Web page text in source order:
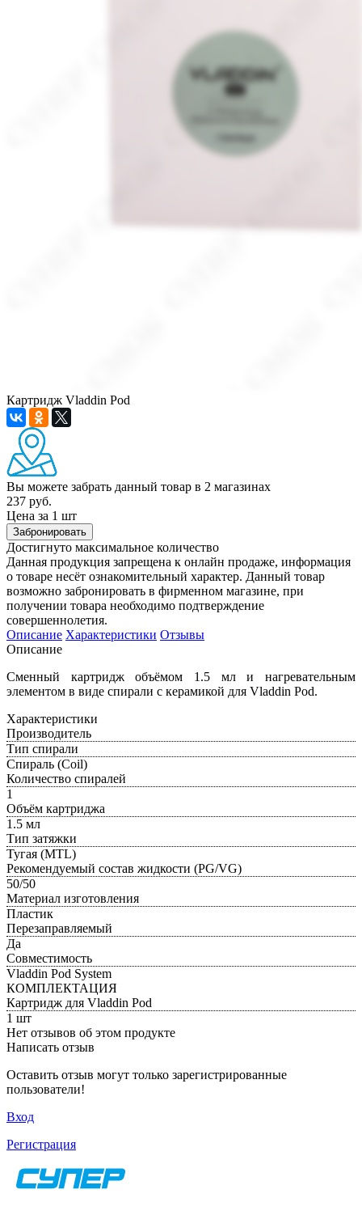
Картридж Vladdin Pod
Вы можете забрать данный товар в 2 магазинах
237 руб.
Цена за 1 шт
Забронировать
Достигнуто максимальное количество
Данная продукция запрещена к онлайн продаже, информация
о товаре несёт ознакомительный характер. Данный товар
возможно забронировать в фирменном магазине, при
получении товара необходимо подтверждение
совершеннолетия.
Описание Характеристики Отзывы
Описание
Сменный картридж объёмом 1.5 мл и нагревательным
элементом в виде спирали с керамикой для Vladdin Pod.
Характеристики
Производитель
Тип спирали
Спираль (Coil)
Количество спиралей
1
Объём картриджа
1.5 мл
Тип затяжки
Тугая (MTL)
Рекомендуемый состав жидкости (PG/VG)
50/50
Материал изготовления
Пластик
Перезаправляемый
Да
Совместимость
Vladdin Pod System
КОМПЛЕКТАЦИЯ
Картридж для Vladdin Pod
1 шт
Нет отзывов об этом продукте
Написать отзыв
Оставить отзыв могут только зарегистрированные
пользователи!
Вход
Регистрация